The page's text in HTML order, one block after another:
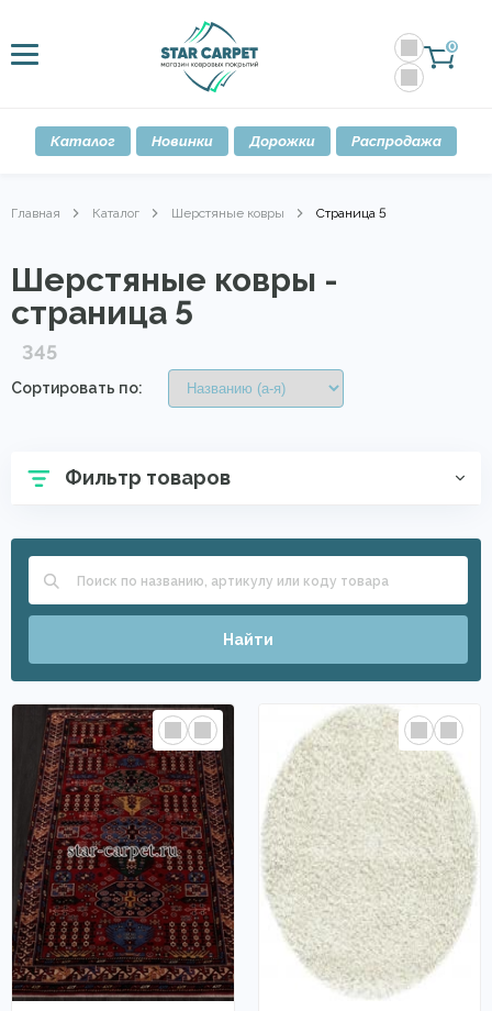
0
Каталог Новинки Дорожки Распродажа
Главная Каталог Шерстяные ковры Страница 5
Шерстяные ковры -
страница 5
345
Сортировать по:
Фильтр товаров
Найти